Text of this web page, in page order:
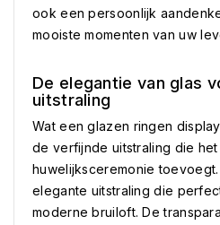
ook een persoonlijk
mooiste momenten van uw
De elegantie van glas
uitstraling
Wat een glazen ringen
de verfijnde uitstraling die het
huwelijksceremonie
elegante uitstraling die
moderne bruiloft. De